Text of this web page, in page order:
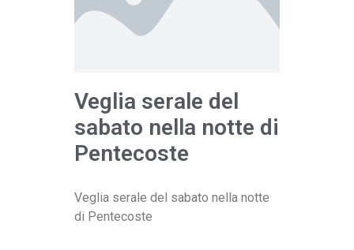
Veglia serale del
sabato nella notte di
Pentecoste
Veglia serale del sabato nella notte
di Pentecoste